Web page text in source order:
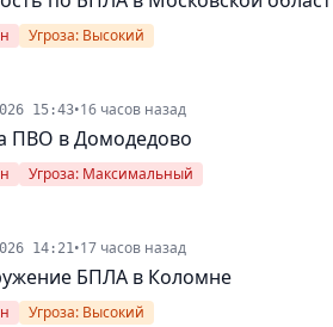
Угроза: Высокий
15:43•16 часов назад
ПВО в Домодедово
Угроза: Максимальный
14:21 •17 часов назад
БПЛА в Коломне
Угроза: Высокий